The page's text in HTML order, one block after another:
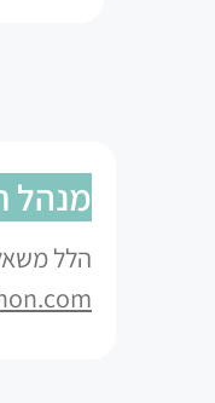
מנהל
הלל